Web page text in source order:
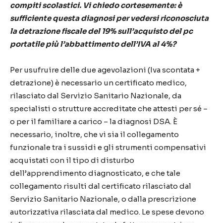
compiti scolastici. Vi chiedo cortesemente: è
sufficiente questa diagnosi per vedersi riconosciuta
la detrazione fiscale del 19% sull’acquisto del pc
portatile più l’abbattimento dell’IVA al 4%?
Per usufruire delle due agevolazioni (Iva scontata +
detrazione) è necessario un certificato medico,
rilasciato dal Servizio Sanitario Nazionale, da
specialisti o strutture accreditate che attesti per sé –
o per il familiare a carico – la diagnosi DSA. È
necessario, inoltre, che vi sia il collegamento
funzionale tra i sussidi e gli strumenti compensativi
acquistati con il tipo di disturbo
dell’apprendimento diagnosticato, e che tale
collegamento risulti dal certificato rilasciato dal
Servizio Sanitario Nazionale, o dalla prescrizione
autorizzativa rilasciata dal medico. Le spese devono